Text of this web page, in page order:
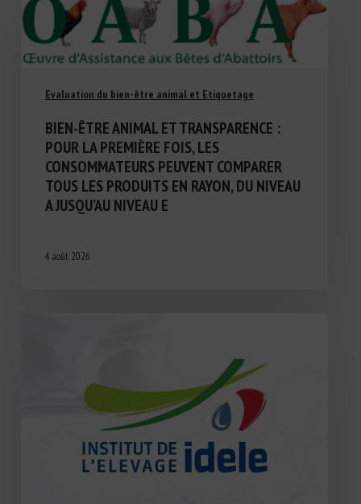
Evaluation du bien-être animal et Etiquetage
BIEN-ÊTRE ANIMAL ET TRANSPARENCE :
POUR LA PREMIÈRE FOIS, LES
CONSOMMATEURS PEUVENT COMPARER
TOUS LES PRODUITS EN RAYON, DU NIVEAU
A JUSQU’AU NIVEAU E
4 août 2026